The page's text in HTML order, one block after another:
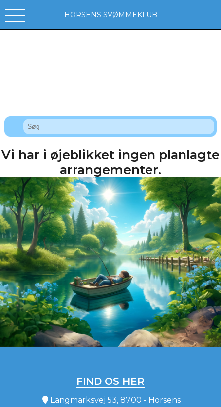
HORSENS SVØMMEKLUB
Vi har i øjeblikket ingen planlagte
arrangementer.
FIND OS HER
Langmarksvej 53, 8700 - Horsens